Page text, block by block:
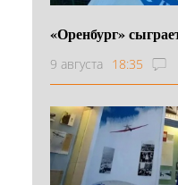
«Оренбург»
9 августа 18:35